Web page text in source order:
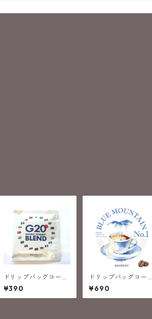
ドリップバッグコーヒ
ー/G20 OSAKA SUM
MT Blend（G20大阪
サミットブレンド）
¥390
ドリップバッグコーヒ
ー/ブルーマウンテンN
O.1
¥690